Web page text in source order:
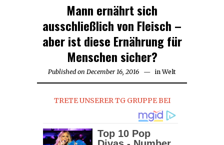
Mann ernährt sich
ausschließlich von Fleisch –
aber ist diese Ernährung für
Menschen sicher?
Published on December 16, 2016 December
in Welt
TRETE UNSERER TG GRUPPE BEI